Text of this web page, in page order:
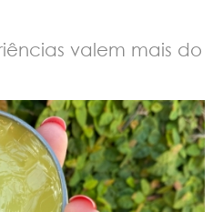
valem mais do